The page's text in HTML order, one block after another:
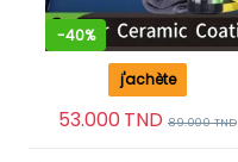
-40%
53.000TND 89.000TND
j'achète